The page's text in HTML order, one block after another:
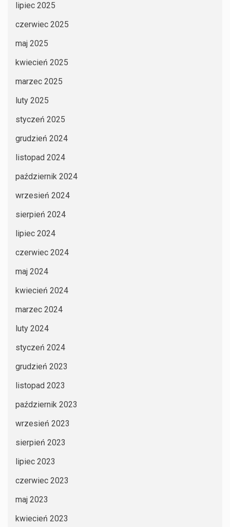
lipiec 2025
czerwiec 2025
maj 2025
kwiecień 2025
marzec 2025
luty 2025
styczeń 2025
grudzień 2024
listopad 2024
październik 2024
wrzesień 2024
sierpień 2024
lipiec 2024
czerwiec 2024
maj 2024
kwiecień 2024
marzec 2024
luty 2024
styczeń 2024
grudzień 2023
listopad 2023
październik 2023
wrzesień 2023
sierpień 2023
lipiec 2023
czerwiec 2023
maj 2023
kwiecień 2023